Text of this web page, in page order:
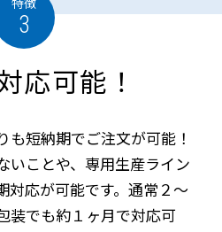
特徴
3
応可能！
も短納期でご注文が可能！
いことや、専用生産ライン
対応が可能です。通常２～
装でも約１ヶ月で対応可